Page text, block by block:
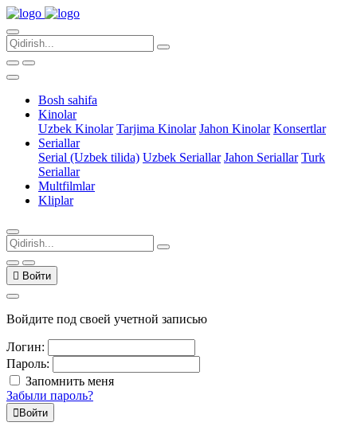
Bosh sahifa
Kinolar
Uzbek Kinolar Tarjima Kinolar Jahon Kinolar Konsertlar
Seriallar
Serial (Uzbek tilida) Uzbek Seriallar Jahon Seriallar Turk
Seriallar
Multfilmlar
Kliplar
Войти
Войдите под своей учетной записью
Логин:
Пароль:
Запомнить меня
Забыли пароль?
Войти